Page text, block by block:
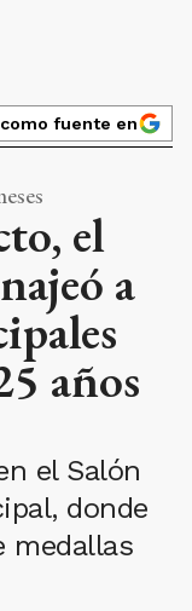
fuente en
el
a
años
el Salón
donde
medallas